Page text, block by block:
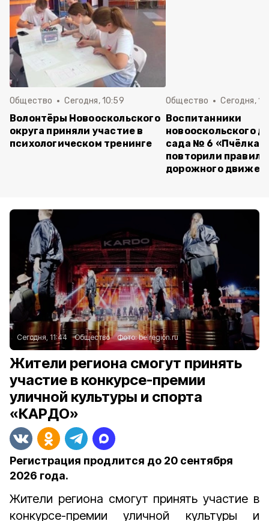
Общество Сегодня, 10:59
Волонтёры Новооскольского
округа приняли участие в
психологическом тренинге
Общество Сегодня,
Воспитанники
новооскольского
сада № 6 «Пчёлка»
повторили правила
дорожного
Сегодня, 11:44 Общество Фото:belregion.ru
Жители региона смогут принять
участие в конкурсе-премии
уличной культуры и спорта
«КАРДО»
Регистрация продлится до 20 сентября
2026 года.
Жители региона смогут принять участие в
конкурсе-премии уличной культуры и